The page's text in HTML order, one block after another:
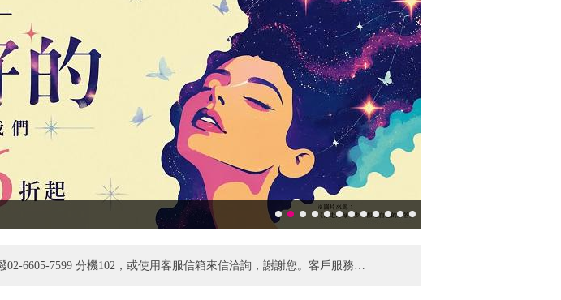
【忘記帳密怎麼辦!】忘記帳密不擔心，請點官網首頁右上角「登入」，在會員登入頁面找到「忘記帳密」功能，依系統指示輸入相關資料即可查找帳號或重設密碼囉～